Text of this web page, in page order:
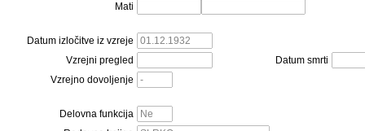
Mati
Datum izločitve iz vzreje
Vzrejni pregled
Datum smrti
Vzrejno dovoljenje
Delovna funkcija